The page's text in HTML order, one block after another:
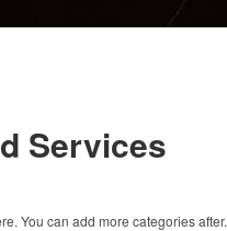
Services
You can add more categories after.